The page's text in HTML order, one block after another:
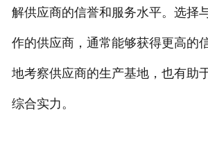
解供应商的信誉和服务水平。选择
作的供应商，通常能够获得更高的
地考察供应商的生产基地，也有助
综合实力。